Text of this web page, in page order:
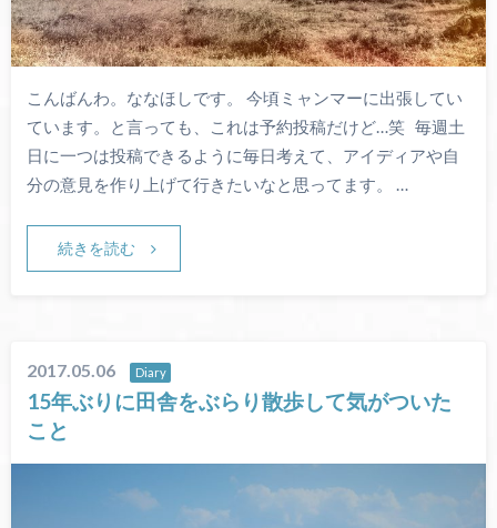
こんばんわ。ななほしです。 今頃ミャンマーに出張してい
ています。と言っても、これは予約投稿だけど…笑 毎週土
日に一つは投稿できるように毎日考えて、アイディアや自
分の意見を作り上げて行きたいなと思ってます。 …
続きを読む
2017.05.06 Diary
15年ぶりに田舎をぶらり散歩して気がついた
こと